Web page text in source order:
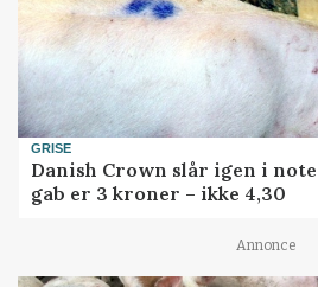
GRISE
Danish Crown slår igen i
gab er 3 kroner – ikke 4,30
Annonce